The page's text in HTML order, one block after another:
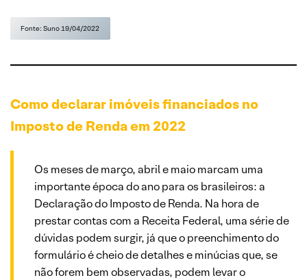
Fonte: Suno 19/04/2022
Como declarar imóveis financiados no
Imposto de Renda em 2022
Os meses de março, abril e maio marcam uma
importante época do ano para os brasileiros: a
Declaração do Imposto de Renda. Na hora de
prestar contas com a Receita Federal, uma série de
dúvidas podem surgir, já que o preenchimento do
formulário é cheio de detalhes e minúcias que, se
não forem bem observadas, podem levar o